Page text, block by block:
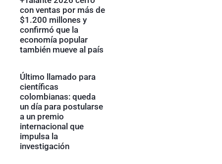
con ventas por más de
$1.200 millones y
confirmó que la
economía popular
también mueve al país
Último llamado para
científicas
colombianas: queda
un día para postularse
a un premio
internacional que
impulsa la
investigación